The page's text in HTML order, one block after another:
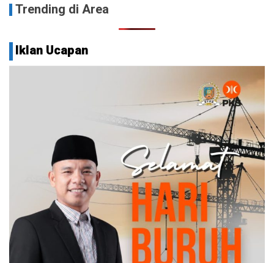
Trending di Area
Iklan Ucapan